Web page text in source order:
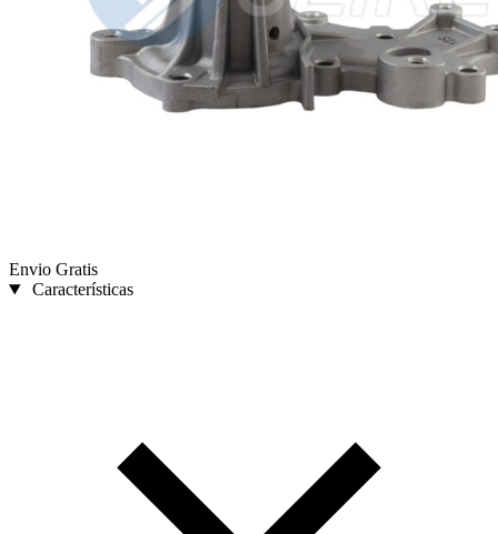
Envio Gratis
Características